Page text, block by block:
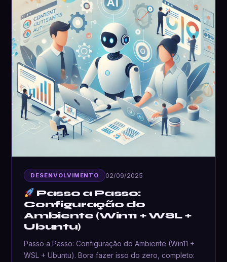
DESENVOLVIMENTO 02/09/2025
Passo a Passo:
Configuração do
Ambiente (Win11 + WSL +
Ubuntu)
Passo a Passo: Configuração do Ambiente (Win11 +
WSL + Ubuntu). Bora fazer isso do zero, completo: